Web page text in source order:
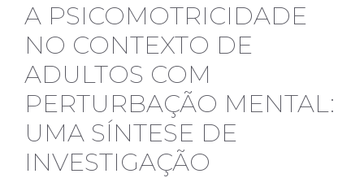
A PSICOMOTRICIDADE
NO CONTEXTO DE
ADULTOS COM
PERTURBAÇÃO MENTAL:
UMA SÍNTESE DE
INVESTIGAÇÃO